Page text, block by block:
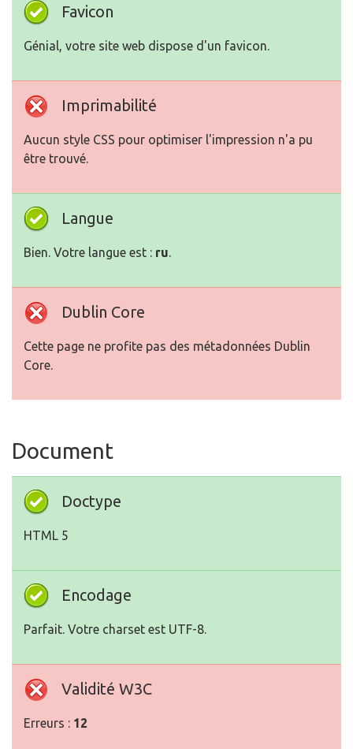
Favicon
Génial, votre site web dispose d'un favicon.
Imprimabilité
Aucun style CSS pour optimiser l'impression n'a pu
être trouvé.
Langue
Bien. Votre langue est : ru.
Dublin Core
Cette page ne profite pas des métadonnées Dublin
Core.
Document
Doctype
HTML 5
Encodage
Parfait. Votre charset est UTF-8.
Validité W3C
Erreurs : 12